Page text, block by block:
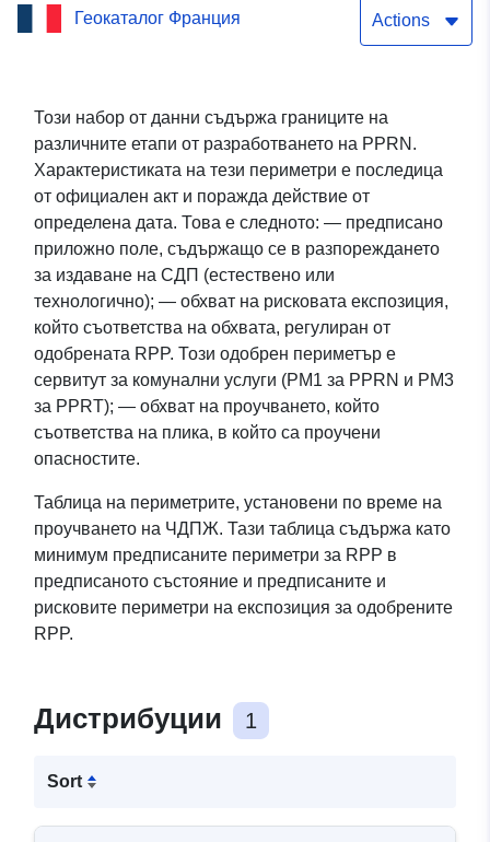
(64DDTM20000016) —
предотвратяване на
наводненията LICQ-
Atherey (64342),
департамент Пиренеи-
Атлантик.
Геокаталог Франция Actions
Този набор от данни съдържа границите на
различните етапи от разработването на PPRN.
Характеристиката на тези периметри е последица
от официален акт и поражда действие от
определена дата. Това е следното: — предписано
приложно поле, съдържащо се в разпореждането
за издаване на СДП (естествено или
технологично); — обхват на рисковата експозиция,
който съответства на обхвата, регулиран от
одобрената RPP. Този одобрен периметър е
сервитут за комунални услуги (PM1 за PPRN и PM3
за PPRT); — обхват на проучването, който
съответства на плика, в който са проучени
опасностите.
Таблица на периметрите, установени по време на
проучването на ЧДПЖ. Тази таблица съдържа като
минимум предписаните периметри за RPP в
предписаното състояние и предписаните и
рисковите периметри на експозиция за одобрените
RPP.
Дистрибуции 1
Sort